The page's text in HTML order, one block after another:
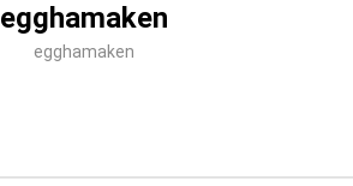
egghamaken
egghamaken